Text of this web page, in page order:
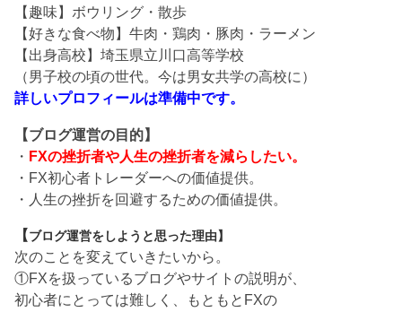
【趣味】ボウリング・散歩
【好きな食べ物】牛肉・鶏肉・豚肉・ラーメン
【出身高校】埼玉県立川口高等学校
（男子校の頃の世代。今は男女共学の高校に）
詳しいプロフィールは準備中です。
【ブログ運営の目的】
・ FXの挫折者や人生の挫折者を減らしたい。
・FX初心者トレーダーへの価値提供。
・人生の挫折を回避するための価値提供。
【ブログ運営をしようと思った理由】
次のことを変えていきたいから。
①FXを扱っているブログやサイトの説明が、
初心者にとっては難しく、もともとFXの